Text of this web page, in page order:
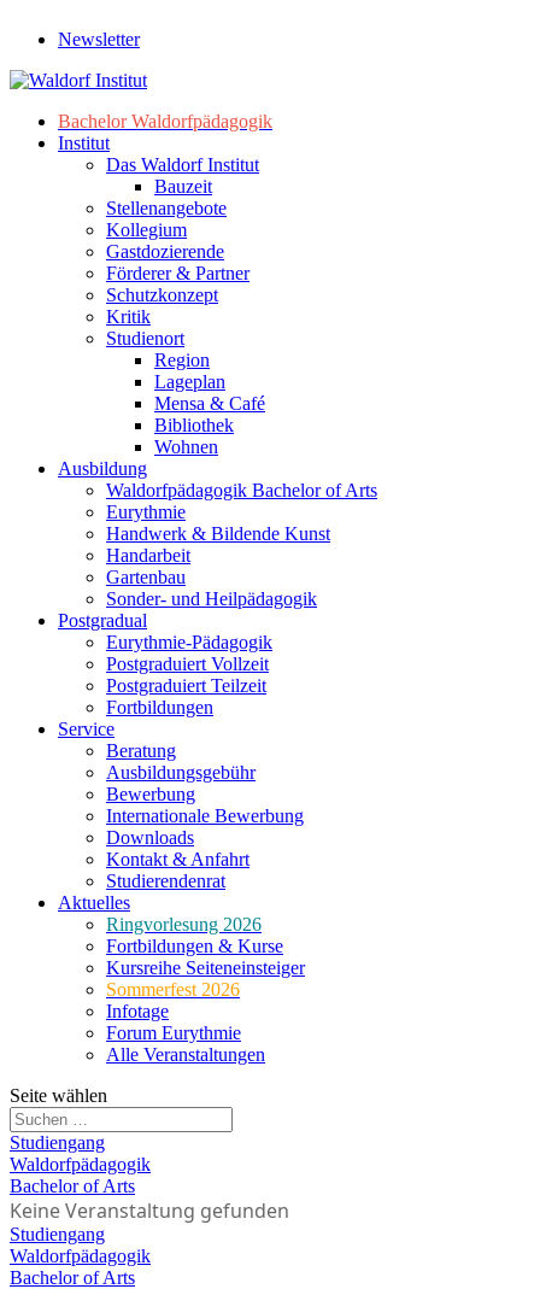
Newsletter
Bachelor Waldorfpädagogik
Institut
Das Waldorf Institut
Bauzeit
Stellenangebote
Kollegium
Gastdozierende
Förderer & Partner
Schutzkonzept
Kritik
Studienort
Region
Lageplan
Mensa & Café
Bibliothek
Wohnen
Ausbildung
Waldorfpädagogik Bachelor of Arts
Eurythmie
Handwerk & Bildende Kunst
Handarbeit
Gartenbau
Sonder- und Heilpädagogik
Postgradual
Eurythmie-Pädagogik
Postgraduiert Vollzeit
Postgraduiert Teilzeit
Fortbildungen
Service
Beratung
Ausbildungsgebühr
Bewerbung
Internationale Bewerbung
Downloads
Kontakt & Anfahrt
Studierendenrat
Aktuelles
Ringvorlesung 2026
Fortbildungen & Kurse
Kursreihe Seiteneinsteiger
Sommerfest 2026
Infotage
Forum Eurythmie
Alle Veranstaltungen
Seite wählen
Studiengang
Waldorfpädagogik
Bachelor of Arts
Keine Veranstaltung gefunden
Studiengang
Waldorfpädagogik
Bachelor of Arts